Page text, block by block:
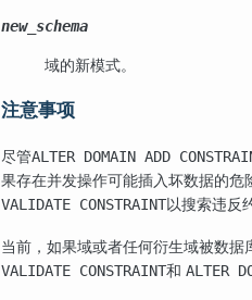
new_schema
域的新模式。
注意事项
尽管ALTER DOMAIN ADD
果存在并发操作可能插入坏数据的危
VALIDATE CONSTRAINT以搜索违反
当前，如果域或者任何衍生域被数
VALIDATE CONSTRAINT和 ALTER